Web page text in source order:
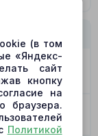
12
₽
+
(в том
«Яндекс-
сайт
кнопку
на
браузера.
Политикой